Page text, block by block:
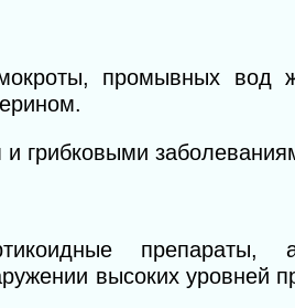
промывных вод
грибковыми
препараты,
высоких уровней